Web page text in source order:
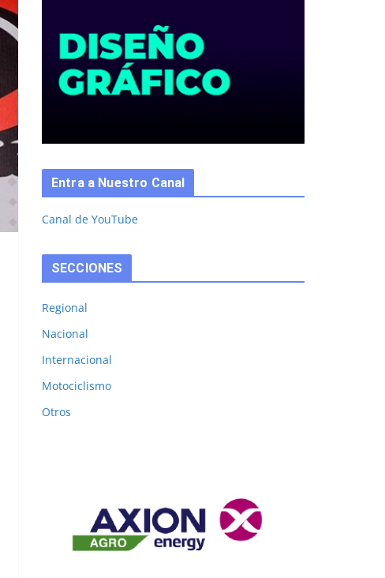
Entra a Nuestro Canal
Canal de YouTube
SECCIONES
Regional
Nacional
Internacional
Motociclismo
Otros